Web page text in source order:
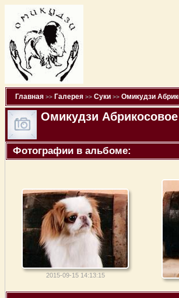
Главная >> Галерея >> Суки >> Омикудзи
Омикудзи
Фотографии в альбоме:
2015-09-15 14:13:15